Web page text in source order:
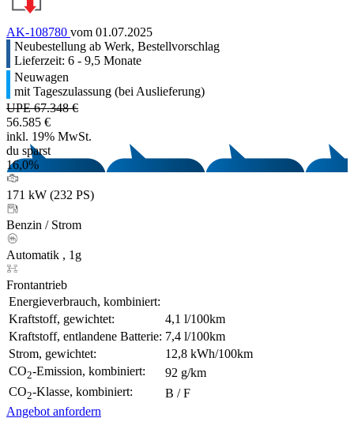
AK-108780 vom 01.07.2025
Neubestellung ab Werk, Bestellvorschlag
Lieferzeit: 6 - 9,5 Monate
Neuwagen
mit Tageszulassung (bei Auslieferung)
UPE 67.348 €
56.585 €
inkl. 19% MwSt.
du sparst
16,0%
171 kW (232 PS)
Benzin / Strom
Automatik , 1g
Frontantrieb
Energieverbrauch, kombiniert:
Kraftstoff, gewichtet:
4,1 l/100km
Kraftstoff, entlandene Batterie: 7,4 l/100km
Strom, gewichtet:
12,8 kWh/100km
CO2-Emission, kombiniert:
92 g/km
CO2-Klasse, kombiniert:
B / F
Angebot anfordern